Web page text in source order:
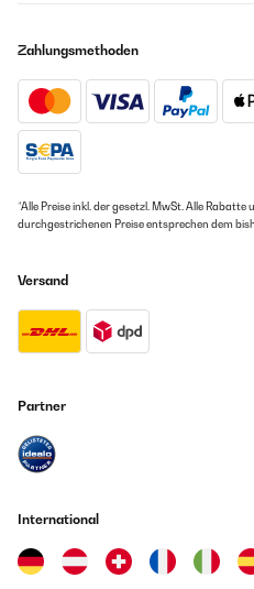
Zahlungsmethoden
*Alle Preise inkl. der gesetzl. MwSt. Alle
durchgestrichenen Preise entsprechen dem
Versand
Partner
International